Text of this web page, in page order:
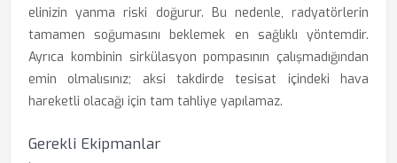
elinizin yanma riski doğurur. Bu nedenle, radyatörlerin
tamamen soğumasını beklemek en sağlıklı yöntemdir.
Ayrıca kombinin sirkülasyon pompasının çalışmadığından
emin olmalısınız; aksi takdirde tesisat içindeki hava
hareketli olacağı için tam tahliye yapılamaz.
Gerekli Ekipmanlar